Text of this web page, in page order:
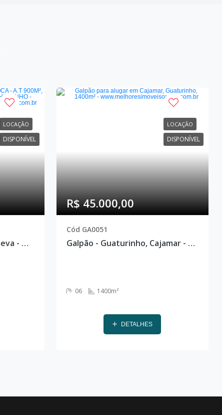
LOCAÇÃO
DISPONÍVEL
Galpão - Pinheirinho, Itupeva - GA0050
LOCAÇÃO
DISPONÍVEL
R$ 45.000,00
Cód GA0051
Galpão - Guaturinho, Cajamar - GA0051
06 1400m²
DETALHES